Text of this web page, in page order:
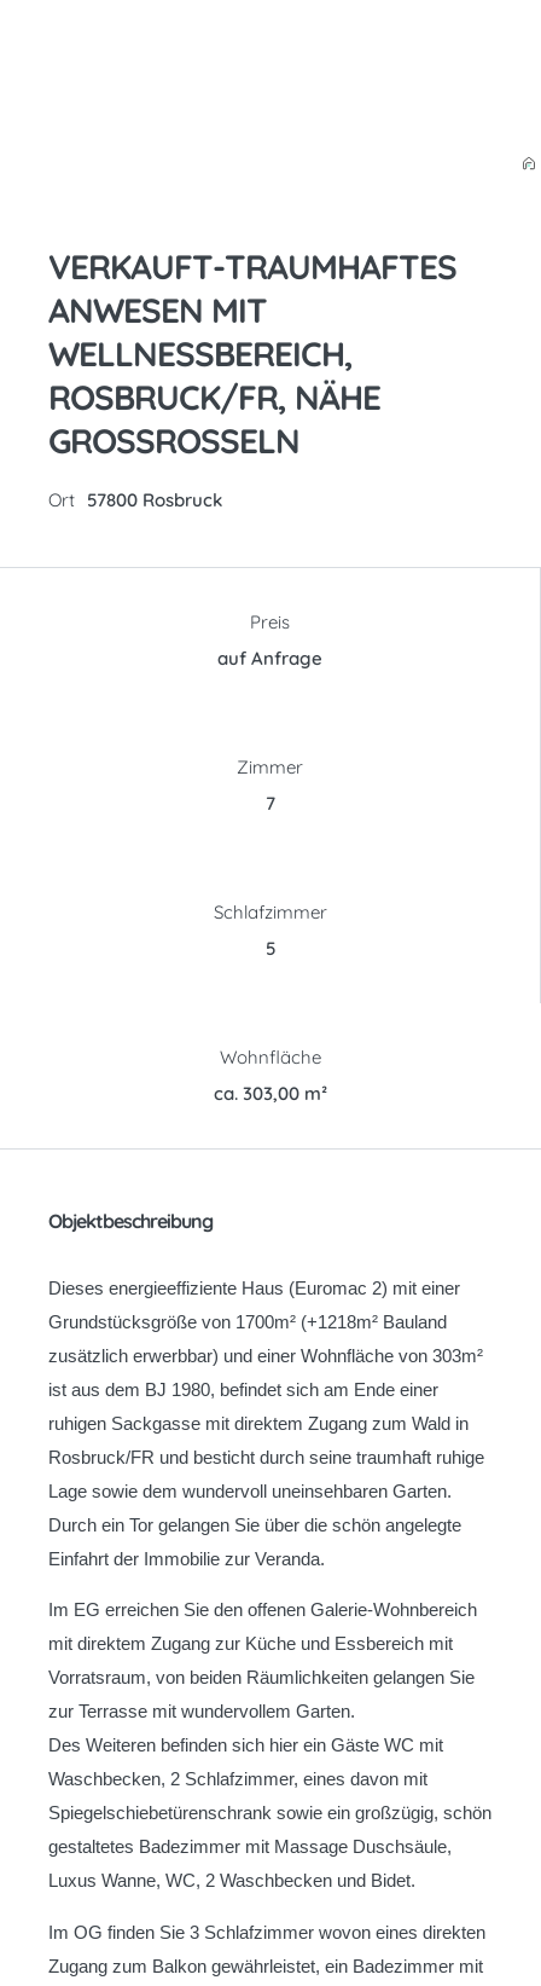
VERKAUFT-TRAUMHAFTES
ANWESEN MIT
WELLNESSBEREICH,
ROSBRUCK/FR, NÄHE
GROSSROSSELN
Ort 57800 Rosbruck
Preis
auf Anfrage
Zimmer
7
Schlafzimmer
5
Wohnfläche
ca. 303,00 m²
Objektbeschreibung
Dieses energieeffiziente Haus (Euromac 2) mit einer
Grundstücksgröße von 1700m² (+1218m² Bauland
zusätzlich erwerbbar) und einer Wohnfläche von 303m²
ist aus dem BJ 1980, befindet sich am Ende einer
ruhigen Sackgasse mit direktem Zugang zum Wald in
Rosbruck/FR und besticht durch seine traumhaft ruhige
Lage sowie dem wundervoll uneinsehbaren Garten.
Durch ein Tor gelangen Sie über die schön angelegte
Einfahrt der Immobilie zur Veranda.
Im EG erreichen Sie den offenen Galerie-Wohnbereich
mit direktem Zugang zur Küche und Essbereich mit
Vorratsraum, von beiden Räumlichkeiten gelangen Sie
zur Terrasse mit wundervollem Garten.
Des Weiteren befinden sich hier ein Gäste WC mit
Waschbecken, 2 Schlafzimmer, eines davon mit
Spiegelschiebetürenschrank sowie ein großzügig, schön
gestaltetes Badezimmer mit Massage Duschsäule,
Luxus Wanne, WC, 2 Waschbecken und Bidet.
Im OG finden Sie 3 Schlafzimmer wovon eines direkten
Zugang zum Balkon gewährleistet, ein Badezimmer mit